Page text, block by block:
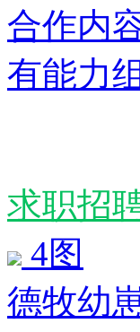
合作内
有能力
求职招
4图
德牧幼